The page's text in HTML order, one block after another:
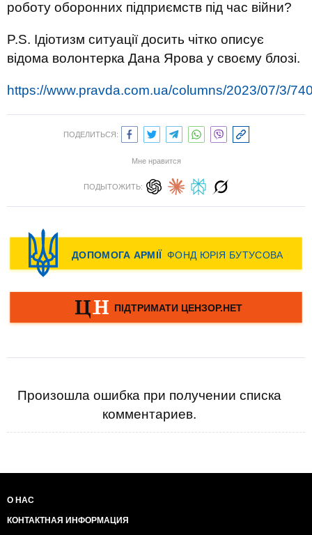
роботу оборонних підприємств під час війни?
P.S. Ідіотизм ситуації досить чітко описує
відома волонтерка Дана Ярова у своєму блозі.
https://www.pravda.com.ua/columns/2023/07/3/
ПОДЕЛИТЬСЯ:
Мне нравится
ПОДЫТОЖИТЬ:
Произошла ошибка при получении списка
комментариев.
О НАС
КОНТАКТНАЯ ИНФОРМАЦИЯ